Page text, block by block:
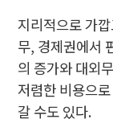
지리적으로 가
무, 경제권에서
의 증가와 대외
저렴한 비용으
갈 수도 있다.